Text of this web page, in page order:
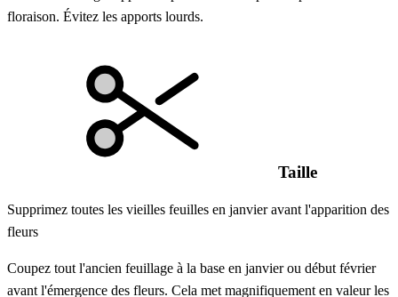
floraison. Évitez les apports lourds.
Taille
Supprimez toutes les vieilles feuilles en janvier avant l'apparition des
fleurs
Coupez tout l'ancien feuillage à la base en janvier ou début février
avant l'émergence des fleurs. Cela met magnifiquement en valeur les